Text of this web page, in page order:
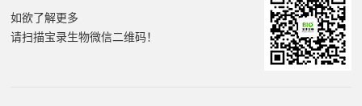
如欲了解更多
请扫描宝录生物微信二维码！